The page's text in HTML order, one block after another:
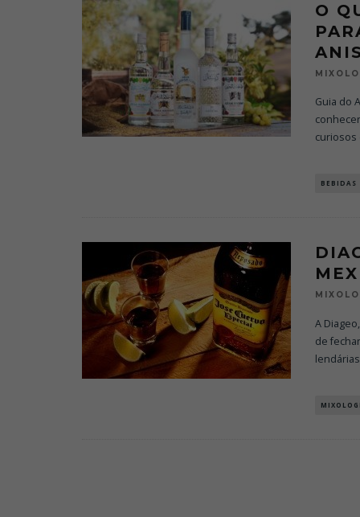
O
Guia do
curiosos
BEBIDAS
A
de